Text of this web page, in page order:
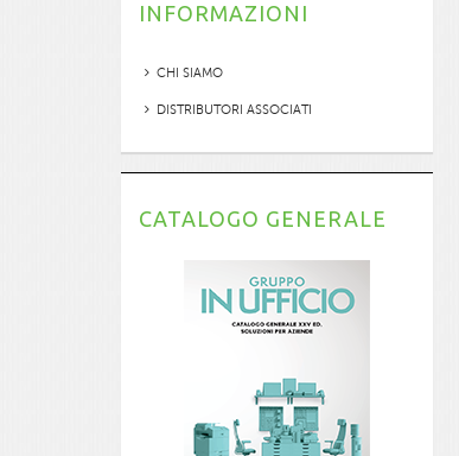
INFORMAZIONI
CHI SIAMO
DISTRIBUTORI ASSOCIATI
CATALOGO GENERALE